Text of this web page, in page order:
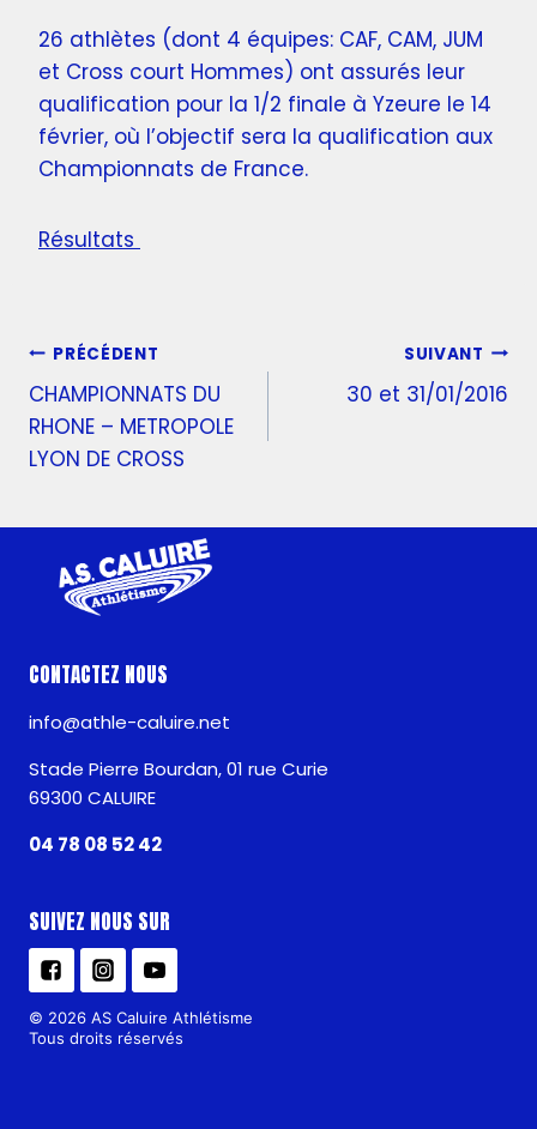
26 athlètes (dont 4 équipes: CAF, CAM, JUM
et Cross court Hommes) ont assurés leur
qualification pour la 1/2 finale à Yzeure le 14
février, où l’objectif sera la qualification aux
Championnats de France.
Résultats
PRÉCÉDENT
CHAMPIONNATS DU
RHONE – METROPOLE
LYON DE CROSS
SUIVANT
30 et 31/01/2016
CONTACTEZ NOUS
info@athle-caluire.net
Stade Pierre Bourdan, 01 rue Curie
69300 CALUIRE
04 78 08 52 42
SUIVEZ NOUS SUR
© 2026 AS Caluire Athlétisme
Tous droits réservés